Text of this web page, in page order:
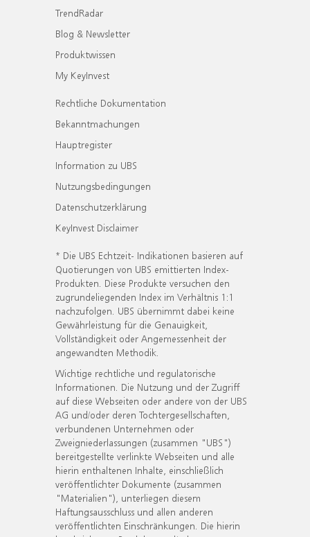
TrendRadar
Blog & Newsletter
Produktwissen
My KeyInvest
Rechtliche Dokumentation
Bekanntmachungen
Hauptregister
Information zu UBS
Nutzungsbedingungen
Datenschutzerklärung
KeyInvest Disclaimer
* Die UBS Echtzeit- Indikationen basieren auf
Quotierungen von UBS emittierten Index-
Produkten. Diese Produkte versuchen den
zugrundeliegenden Index im Verhältnis 1:1
nachzufolgen. UBS übernimmt dabei keine
Gewährleistung für die Genauigkeit,
Vollständigkeit oder Angemessenheit der
angewandten Methodik.
Wichtige rechtliche und regulatorische
Informationen. Die Nutzung und der Zugriff
auf diese Webseiten oder andere von der UBS
AG und/oder deren Tochtergesellschaften,
verbundenen Unternehmen oder
Zweigniederlassungen (zusammen "UBS")
bereitgestellte verlinkte Webseiten und alle
hierin enthaltenen Inhalte, einschließlich
veröffentlichter Dokumente (zusammen
"Materialien"), unterliegen diesem
Haftungsausschluss und allen anderen
veröffentlichten Einschränkungen. Die hierin